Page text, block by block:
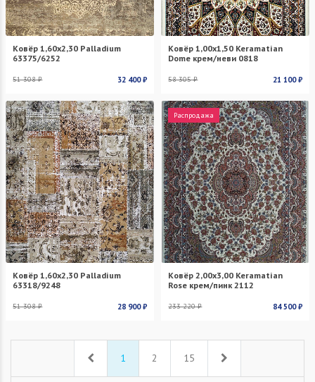
Ковёр 1,60х2,30 Palladium
63375/6252
51 308 ₽ 32 400 ₽
Ковёр 1,00х1,50 Keramatian
Dome крем/неви 0818
58 305 ₽ 21 100 ₽
Ковёр 1,60х2,30 Palladium
63318/9248
51 308 ₽ 28 900 ₽
Распродажа
Ковёр 2,00х3,00 Keramatian
Rose крем/пинк 2112
233 220 ₽ 84 500 ₽
1 2 15